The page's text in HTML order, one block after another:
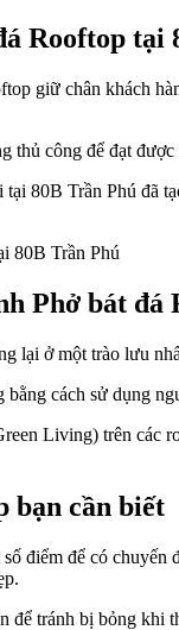
Rooftop tại
giữ chân khách
thủ công để đạt
80B Trần Phú
Phở bát đá
lại ở một trào lưu
cách sử dụng
Living) trên
bạn cần biết
điểm để có
để tránh bị bỏng khi